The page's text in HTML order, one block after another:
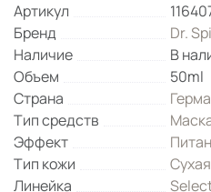
Артикул
Бренд
Dr.
Наличие
В
Объем
50ml
Страна
Тип средств
Эффект
Тип кожи
Сухая
Линейка